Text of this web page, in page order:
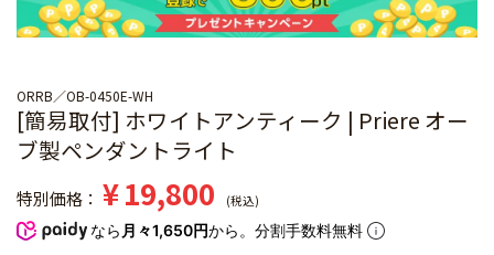
ORRB OB-0450E-WH
[簡易取付] ホワイトアンティーク | Priere オー
ブ製ペンダントライト
特別価格 ¥19,800 税込
なら 月々1,650円から。分割手数料無料